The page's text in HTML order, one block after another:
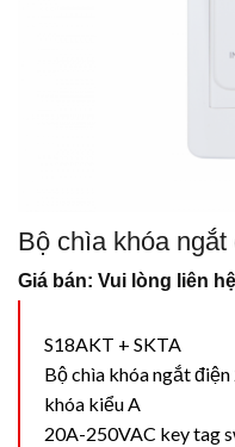
Bộ chìa khóa
Giá bán: Vui lòng liên hệ
S18AKT + SKTA
Bộ chìa khóa ngắt
khóa kiểu A
20A-250VAC key tag